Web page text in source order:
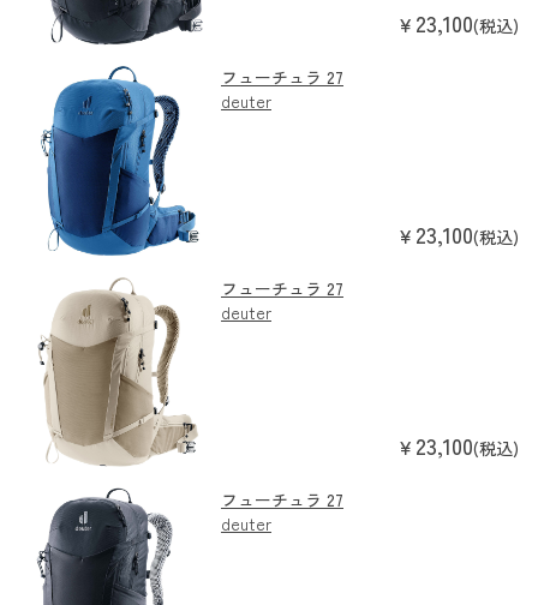
￥ 23,100(税込)
フューチュラ 27
deuter
￥ 23,100(税込)
フューチュラ 27
deuter
￥ 23,100(税込)
フューチュラ 27
deuter